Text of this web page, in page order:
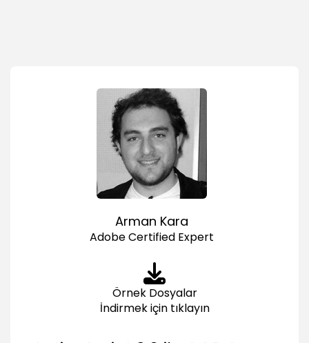
Klavye yön tuşlarını eklemek
Gelişmiş Karakter Klavye Kontrolleri
Değişken ile karakter hızını belirlemek
X ve Y yönlerindeki konumunu belirlemek
Karakter yavaşlaması ve sürtünme eklemek
Arkaplan (Background) Animasyonu
Arman Kara
Adobe Certified Expert
Örnek Dosyalar
İndirmek için tıklayın